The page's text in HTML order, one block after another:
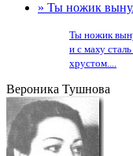
» Ты ножик
Ты ножик
и с маху
хрустом....
Вероника Тушнова